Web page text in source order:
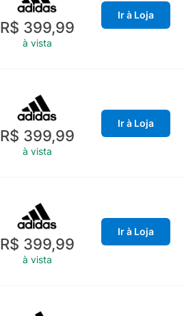
R$ 399,99
à vista
Ir à Loja
R$ 399,99
à vista
Ir à Loja
R$ 399,99
à vista
Ir à Loja